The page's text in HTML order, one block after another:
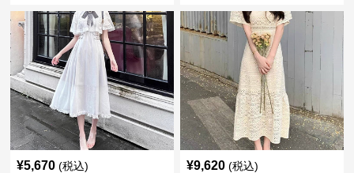
¥5,670 (税込) ¥9,620 (税込)